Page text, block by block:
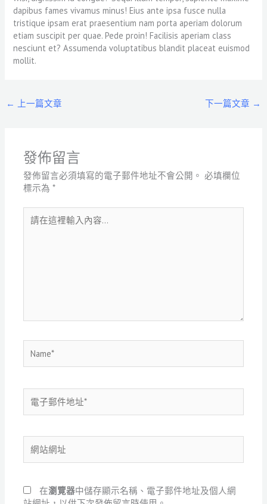
dapibus fames vivamus minus! Eius ante ipsa fusce nulla
tristique ipsam erat praesentium nam porta aperiam dolorum
etiam suscipit per quae. Pede proin! Facilisis aperiam class
nesciunt et? Assumenda voluptatibus blandit placeat euismod
mollit.
← 上一篇文章 下一篇文章 →
發佈留言
發佈留言必須填寫的電子郵件地址不會公開。 必填欄位
標示為*
在
子
郵
地
址
站
網
在瀏覽器中儲存顯示名稱、電子郵件地址及個人網